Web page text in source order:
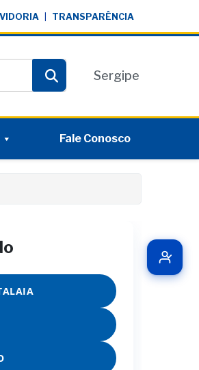
TRANSPARÊNCIA
Pesquisar
Sergipe
Fale Conosco